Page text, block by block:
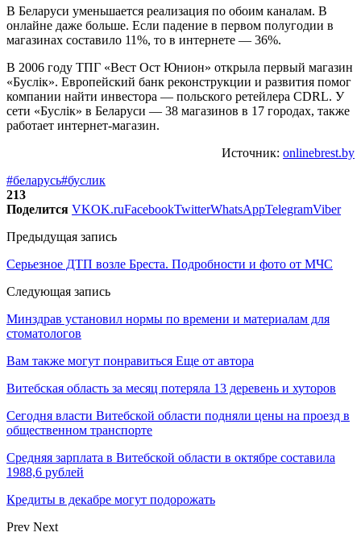
В Беларуси уменьшается реализация по обоим каналам. В
онлайне даже больше. Если падение в первом полугодии в
магазинах составило 11%, то в интернете — 36%.
В 2006 году ТПГ «Вест Ост Юнион» открыла первый магазин
«Буслiк». Европейский банк реконструкции и развития помог
компании найти инвестора — польского ретейлера CDRL. У
сети «Буслiк» в Беларуси — 38 магазинов в 17 городах, также
работает интернет-магазин.
Источник: onlinebrest.by
#беларусь#буслик
213
Поделится VKOK.ruFacebookTwitterWhatsAppTelegramViber
Предыдущая запись
Серьезное ДТП возле Бреста. Подробности и фото от МЧС
Следующая запись
Минздрав установил нормы по времени и материалам для
стоматологов
Вам также могут понравиться Еще от автора
Витебская область за месяц потеряла 13 деревень и хуторов
Сегодня власти Витебской области подняли цены на проезд в
общественном транспорте
Средняя зарплата в Витебской области в октябре составила
1988,6 рублей
Кредиты в декабре могут подорожать
Prev Next